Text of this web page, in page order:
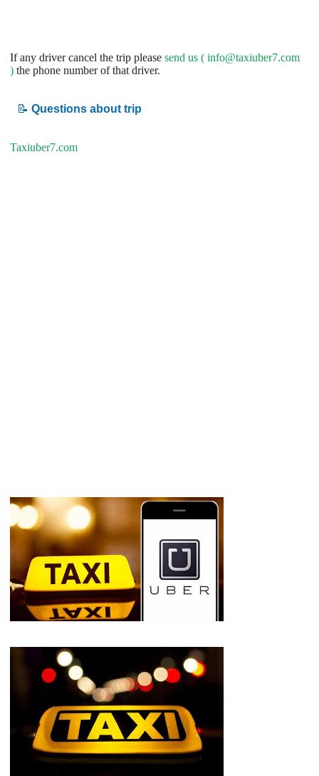
If any driver cancel the trip please send us ( info@taxiuber7.com
) the phone number of that driver.
📝 Questions about trip
Taxiuber7.com